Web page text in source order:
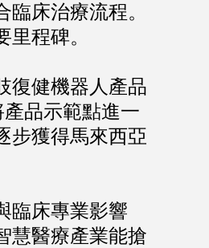
床治療流程。
程碑。
復健機器人產品
品示範點進一
步獲得馬來西亞
臨床專業影響
慧醫療產業能搶